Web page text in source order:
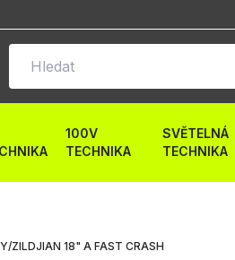
100V
TECHNIKA
SVĚTELNÁ
TECHNIKA
/ZILDJIAN 18" A FAST CRASH